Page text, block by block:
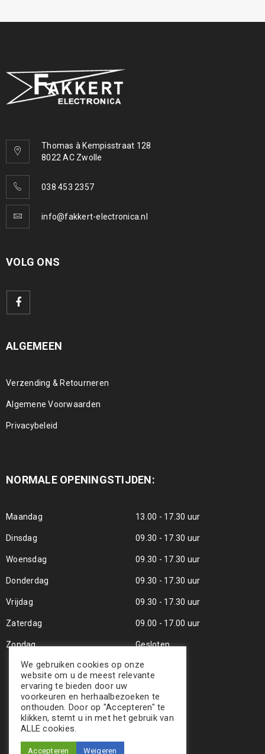
Thomas à Kempisstraat 128
8022 AC Zwolle
038 453 2357
info@fakkert-electronica.nl
VOLG ONS
ALGEMEEN
Verzending & Retourneren
Algemene Voorwaarden
Privacybeleid
NORMALE OPENINGSTIJDEN:
Maandag 13.00 - 17.30 uur
Dinsdag 09.30 - 17.30 uur
Woensdag 09.30 - 17.30 uur
Donderdag 09.30 - 17.30 uur
Vrijdag 09.30 - 17.30 uur
Zaterdag 09.00 - 17.00 uur
Zondag Gesloten
We gebruiken cookies op onze
website om u de meest relevante
ervaring te bieden door uw
voorkeuren en herhaalbezoeken te
onthouden. Door op "Accepteren" te
klikken, stemt u in met het gebruik van
ALLE cookies.
Accepteren Weigeren